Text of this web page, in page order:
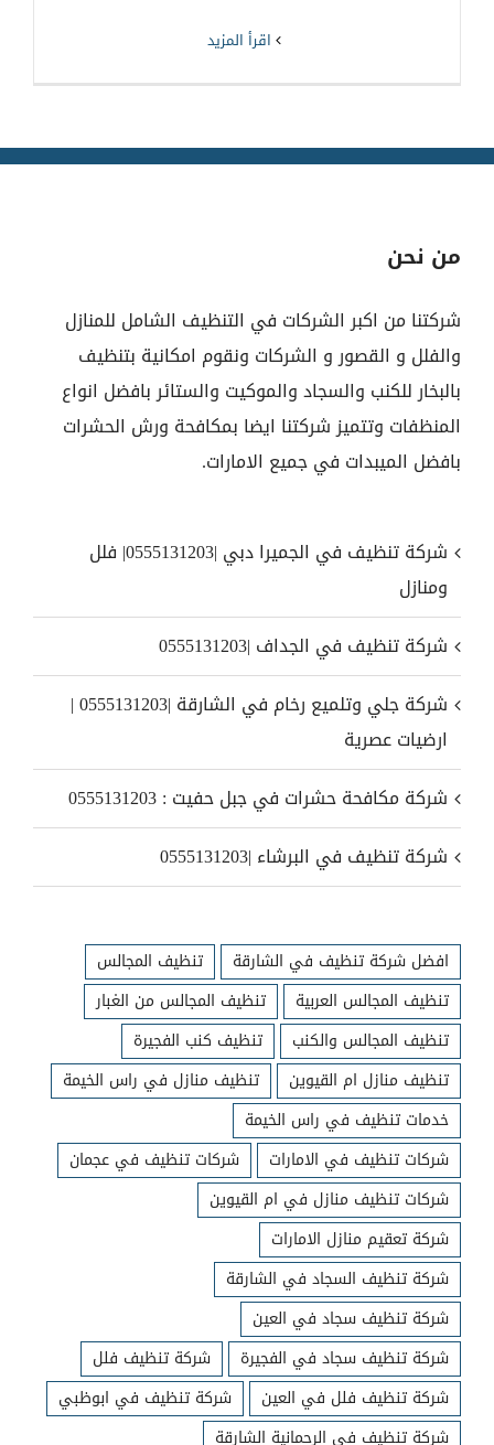
من نحن
شركتنا من اكبر الشركات في التنظيف الشامل للمنازل
والفلل و القصور و الشركات ونقوم امكانية بتنظيف
بالبخار للكنب والسجاد والموكيت والستائر بافضل انواع
المنظفات وتتميز شركتنا ايضا بمكافحة ورش الحشرات
بافضل الميبدات في جميع الامارات.
شركة تنظيف في الجميرا دبي |0555131203| فلل
ومنازل
شركة تنظيف في الجداف |0555131203
شركة جلي وتلميع رخام في الشارقة |0555131203 |
ارضيات عصرية
شركة مكافحة حشرات في جبل حفيت : 0555131203
شركة تنظيف في البرشاء |0555131203
افضل شركة تنظيف في الشارقة
تنظيف المجالس
تنظيف المجالس العربية
تنظيف المجالس من الغبار
تنظيف المجالس والكنب
تنظيف كنب الفجيرة
تنظيف منازل ام القيوين
تنظيف منازل في راس الخيمة
خدمات تنظيف في راس الخيمة
شركات تنظيف في الامارات
شركات تنظيف في عجمان
شركات تنظيف منازل في ام القيوين
شركة تعقيم منازل الامارات
شركة تنظيف السجاد في الشارقة
شركة تنظيف سجاد في العين
شركة تنظيف سجاد في الفجيرة
شركة تنظيف فلل
شركة تنظيف فلل في العين
شركة تنظيف في ابوظبي
شركة تنظيف في الرحمانية الشارقة